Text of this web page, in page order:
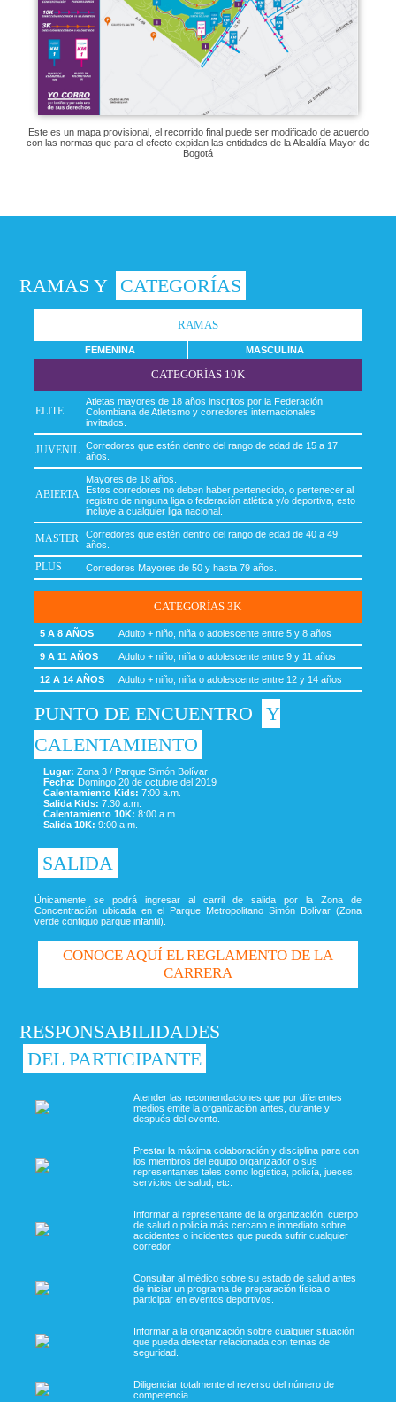
Este es un mapa provisional, el recorrido final puede ser modificado de acuerdo
con las normas que para el efecto expidan las entidades de la Alcaldía Mayor de
Bogotá
RAMAS Y CATEGORÍAS
RAMAS
FEMENINA MASCULINA
CATEGORÍAS 10K
ELITE
Atletas mayores de 18 años inscritos por la Federación
Colombiana de Atletismo y corredores internacionales
invitados.
JUVENIL
Corredores que estén dentro del rango de edad de 15 a 17
años.
ABIERTA
Mayores de 18 años.
Estos corredores no deben haber pertenecido, o pertenecer al
registro de ninguna liga o federación atlética y/o deportiva, esto
incluye a cualquier liga nacional.
MASTER
Corredores que estén dentro del rango de edad de 40 a 49
años.
PLUS Corredores Mayores de 50 y hasta 79 años.
CATEGORÍAS 3K
5 A 8 AÑOS Adulto + niño, niña o adolescente entre 5 y 8 años
9 A 11 AÑOS Adulto + niño, niña o adolescente entre 9 y 11 años
12 A 14 AÑOS Adulto + niño, niña o adolescente entre 12 y 14 años
PUNTO DE ENCUENTRO
Y
CALENTAMIENTO
Lugar: Zona 3 / Parque Simón Bolívar
Fecha: Domingo 20 de octubre del 2019
Calentamiento Kids: 7:00 a.m.
Salida Kids: 7:30 a.m.
Calentamiento 10K: 8:00 a.m.
Salida 10K: 9:00 a.m.
SALIDA
Únicamente se podrá ingresar al carril de salida por la Zona de
Concentración ubicada en el Parque Metropolitano Simón Bolívar (Zona
verde contiguo parque infantil).
CONOCE AQUÍ EL REGLAMENTO DE LA
CARRERA
RESPONSABILIDADES
DEL PARTICIPANTE
Atender las recomendaciones que por diferentes
medios emite la organización antes, durante y
después del evento.
Prestar la máxima colaboración y disciplina para con
los miembros del equipo organizador o sus
representantes tales como logística, policía, jueces,
servicios de salud, etc.
Informar al representante de la organización, cuerpo
de salud o policía más cercano e inmediato sobre
accidentes o incidentes que pueda sufrir cualquier
corredor.
Consultar al médico sobre su estado de salud antes
de iniciar un programa de preparación física o
participar en eventos deportivos.
Informar a la organización sobre cualquier situación
que pueda detectar relacionada con temas de
seguridad.
Diligenciar totalmente el reverso del número de
competencia.